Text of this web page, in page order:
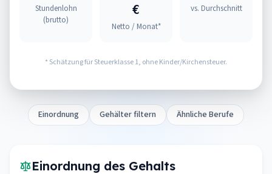
Stundenlohn
(brutto)
€
Netto / Monat*
vs. Durchschnitt
* Schätzung für Steuerklasse 1, ohne Kinder/Kirchensteuer.
Einordnung Gehälter filtern Ähnliche Berufe
Einordnung des Gehalts